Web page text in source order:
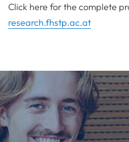
Click here for the complete
research.fhstp.ac.at